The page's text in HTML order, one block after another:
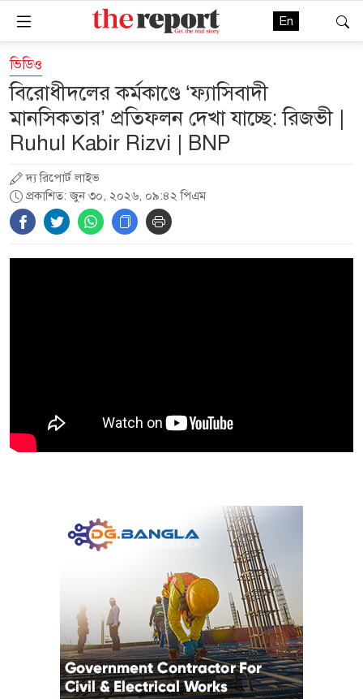
En
ভিডিও
বিরোধীদলের কর্মকাণ্ডে ‘ফ্যাসিবাদী
মানসিকতার’ প্রতিফলন দেখা যাচ্ছে: রিজভী |
Ruhul Kabir Rizvi | BNP
দ্য রিপোর্ট লাইভ
প্রকাশিত: জুন ৩০, ২০২৬, ০৯:৪২ পিএম